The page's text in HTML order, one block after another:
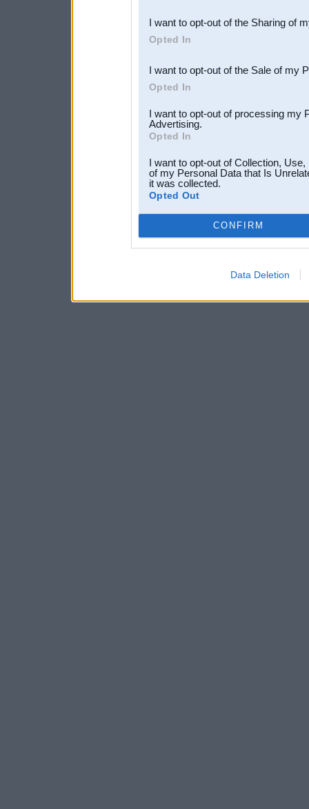
Downstream Participants
third parties.
I want to opt-out of the Sharing of
Opted In
I want to opt-out of the Sale of my
Opted In
I want to opt-out of processing my
Advertising.
Opted In
I want to opt-out of Collection,
of my Personal Data that Is
it was collected.
Opted Out
CONFIRM
Data Deletion